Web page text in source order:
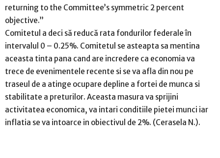
returning to the Committee’s symmetric 2 percent
objective.”
Comitetul a deci să reducă rata fondurilor federale în
intervalul 0 – 0.25%. Comitetul se asteapta sa mentina
aceasta tinta pana cand are incredere ca economia va
trece de evenimentele recente si se va afla din nou pe
traseul de a atinge ocupare depline a fortei de munca si
stabilitate a preturilor. Aceasta masura va sprijini
activitatea economica, va intari conditiile pietei munci iar
inflatia se va intoarce in obiectivul de 2%. (Cerasela N.).